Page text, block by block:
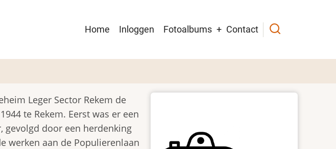
Main
Home Inloggen Fotoalbums Contact
Leger Sector Rekem de
te Rekem. Eerst was er een
gevolgd door een herdenking
werken aan de Populierenlaan